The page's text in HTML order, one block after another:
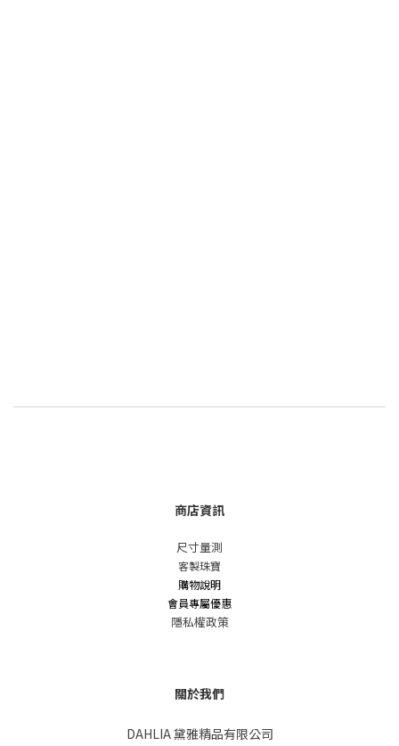
商店資訊
尺寸量測
客製珠寶
購物說明
會員專屬優惠
隱私權政策
關於我們
DAHLIA 黛雅精品有限公司